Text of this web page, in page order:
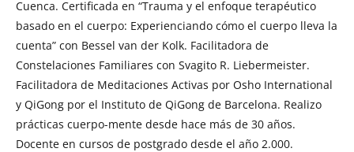
Cuenca. Certificada en “Trauma y el enfoque terapéutico
basado en el cuerpo: Experienciando cómo el cuerpo lleva la
cuenta” con Bessel van der Kolk. Facilitadora de
Constelaciones Familiares con Svagito R. Liebermeister.
Facilitadora de Meditaciones Activas por Osho International
y QiGong por el Instituto de QiGong de Barcelona. Realizo
prácticas cuerpo-mente desde hace más de 30 años.
Docente en cursos de postgrado desde el año 2.000.